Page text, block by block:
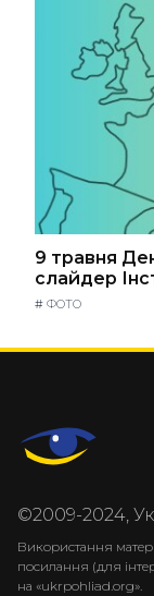
9 травня
слайдер
# ФОТО
©2009-2024,
Використання
посилання (для
на «ukrpohliad.org».